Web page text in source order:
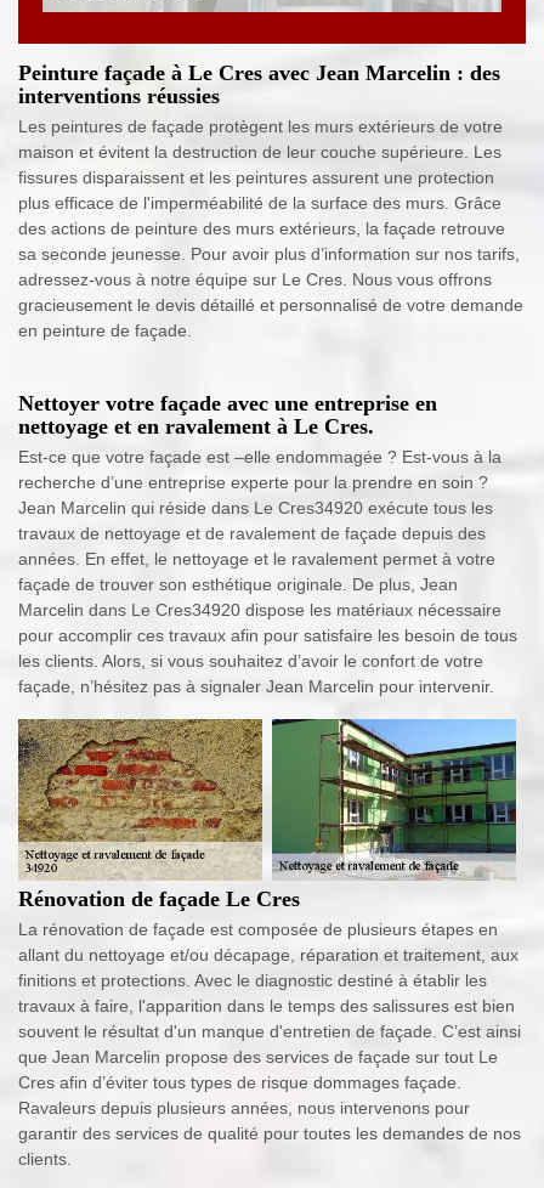
Peinture façade à Le Cres avec Jean Marcelin : des
interventions réussies
Les peintures de façade protègent les murs extérieurs de votre
maison et évitent la destruction de leur couche supérieure. Les
fissures disparaissent et les peintures assurent une protection
plus efficace de l'imperméabilité de la surface des murs. Grâce
des actions de peinture des murs extérieurs, la façade retrouve
sa seconde jeunesse. Pour avoir plus d’information sur nos tarifs,
adressez-vous à notre équipe sur Le Cres. Nous vous offrons
gracieusement le devis détaillé et personnalisé de votre demande
en peinture de façade.
Nettoyer votre façade avec une entreprise en
nettoyage et en ravalement à Le Cres.
Est-ce que votre façade est –elle endommagée ? Est-vous à la
recherche d’une entreprise experte pour la prendre en soin ?
Jean Marcelin qui réside dans Le Cres34920 exécute tous les
travaux de nettoyage et de ravalement de façade depuis des
années. En effet, le nettoyage et le ravalement permet à votre
façade de trouver son esthétique originale. De plus, Jean
Marcelin dans Le Cres34920 dispose les matériaux nécessaire
pour accomplir ces travaux afin pour satisfaire les besoin de tous
les clients. Alors, si vous souhaitez d’avoir le confort de votre
façade, n’hésitez pas à signaler Jean Marcelin pour intervenir.
Rénovation de façade Le Cres
La rénovation de façade est composée de plusieurs étapes en
allant du nettoyage et/ou décapage, réparation et traitement, aux
finitions et protections. Avec le diagnostic destiné à établir les
travaux à faire, l'apparition dans le temps des salissures est bien
souvent le résultat d'un manque d'entretien de façade. C’est ainsi
que Jean Marcelin propose des services de façade sur tout Le
Cres afin d’éviter tous types de risque dommages façade.
Ravaleurs depuis plusieurs années, nous intervenons pour
garantir des services de qualité pour toutes les demandes de nos
clients.